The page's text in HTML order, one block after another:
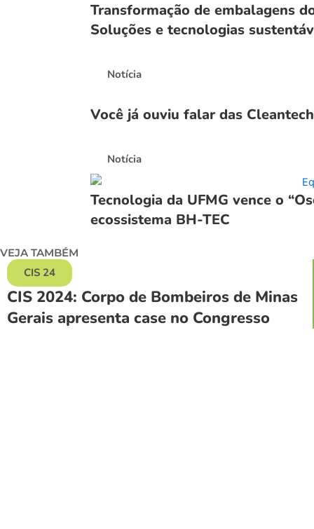
Transformação de embalagens
Soluções e tecnologias
Notícia
Você já ouviu falar das
Notícia
Tecnologia da UFMG vence o
ecossistema BH-TEC
VEJA TAMBÉM
CIS 24
CIS 2024: Corpo de Bombeiros de Minas
Gerais apresenta case no Congresso